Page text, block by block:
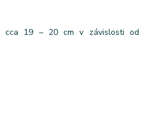
cca 19 – 20 cm v závislosti od